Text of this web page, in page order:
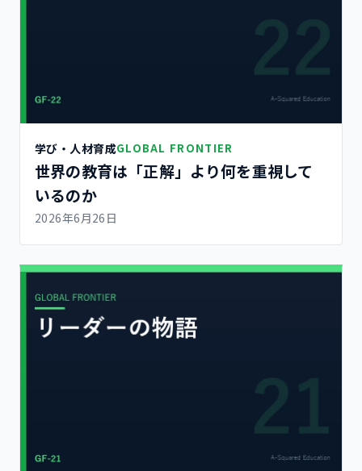
学び・人材育成GLOBAL FRONTIER
世界の教育は「正解」より何を重視して
いるのか
2026年6月26日